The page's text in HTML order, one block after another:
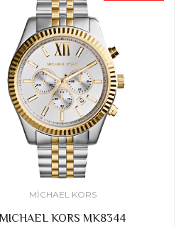
MICHAEL KORS
MICHAEL KORS MK8344